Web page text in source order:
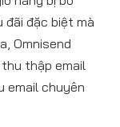
đãi đặc biệt mà
Omnisend
thập email
email chuyên